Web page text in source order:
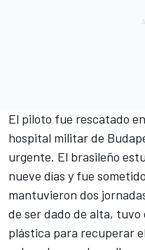
El piloto fue rescatado
hospital militar de
urgente. El brasileño
nueve días y fue
mantuvieron dos
de ser dado de alta,
plástica para recuperar